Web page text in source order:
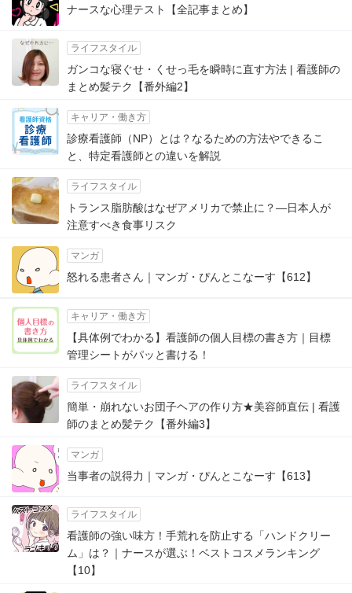
ナースな心理テスト【全記事まとめ】
ライフスタイル
ガンコな寝ぐせ・くせっ毛を瞬時に直す方法 | 看護師の
まとめ髪テク【番外編2】
キャリア・働き方
診療看護師（NP）とは？なるための方法やできるこ
と、特定看護師との違いを解説
ライフスタイル
トランス脂肪酸はなぜアメリカで禁止に？―日本人が
注意すべき食事リスク
マンガ
怒れる患者さん｜マンガ・ぴんとこなーす【612】
キャリア・働き方
【具体例でわかる】看護師の個人目標の書き方｜目標
管理シートがパッと書ける！
ライフスタイル
簡単・崩れないお団子ヘアの作り方★美容師直伝 | 看護
師のまとめ髪テク【番外編3】
マンガ
当事者の説得力｜マンガ・ぴんとこなーす【613】
ライフスタイル
看護師の強い味方！手荒れを防止する「ハンドクリー
ム」は？｜ナースが選ぶ！ベストコスメランキング
【10】